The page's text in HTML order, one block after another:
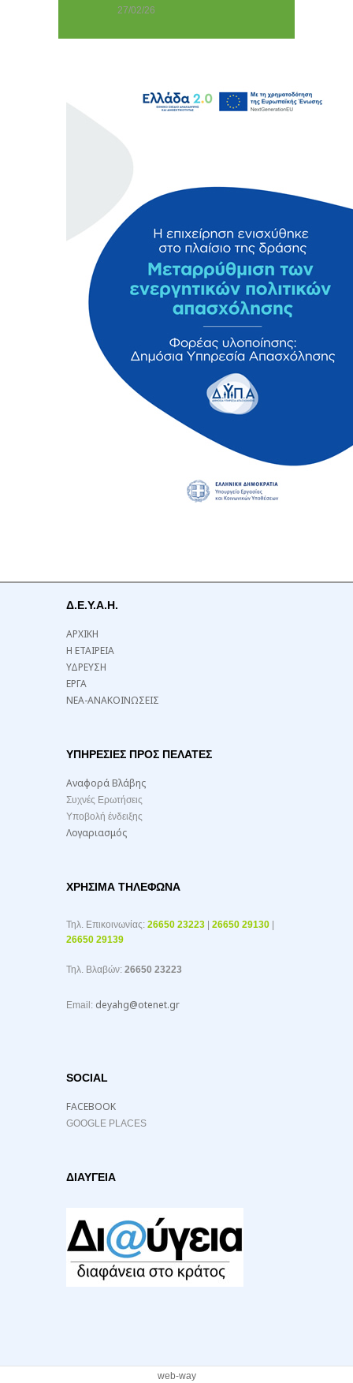
27/02/26
Δ.Ε.Υ.Α.Η.
ΑΡΧΙΚΗ
Η ΕΤΑΙΡΕΙΑ
ΥΔΡΕΥΣΗ
ΕΡΓΑ
ΝΕΑ-ΑΝΑΚΟΙΝΩΣΕΙΣ
ΥΠΗΡΕΣΙΕΣ ΠΡΟΣ ΠΕΛΑΤΕΣ
Αναφορά Βλάβης
Συχνές Ερωτήσεις
Υποβολή ένδειξης
Λογαριασμός
ΧΡΉΣΙΜΑ ΤΗΛΈΦΩΝΑ
Τηλ. Επικοινωνίας: 26650 23223 26650 29130
26650 29139
Τηλ. Βλαβών: 26650 23223
Email: deyahg@otenet.gr
SOCIAL
FACEBOOK
GOOGLE PLACES
ΔΙΑΥΓΕΙΑ
web-way